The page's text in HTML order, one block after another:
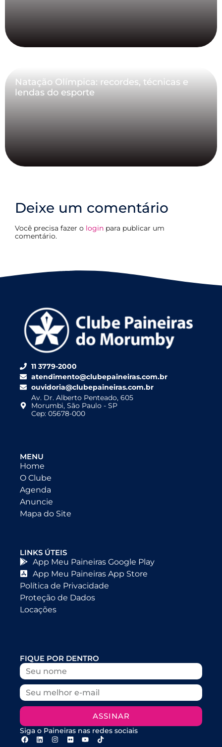
Natação Olímpica: recordes, técnicas e
lendas do esporte
Deixe um comentário
Você precisa fazer o login para publicar um
comentário.
11 3779-2000
atendimento@clubepaineiras.com.br
ouvidoria@clubepaineiras.com.br
Av. Dr. Alberto Penteado, 605
Morumbi, São Paulo - SP
Cep: 05678-000
MENU
Home
O Clube
Agenda
Anuncie
Mapa do Site
LINKS ÚTEIS
App Meu Paineiras Google Play
App Meu Paineiras App Store
Política de Privacidade
Proteção de Dados
Locações
FIQUE POR DENTRO
ASSINAR
Siga o Paineiras nas redes sociais